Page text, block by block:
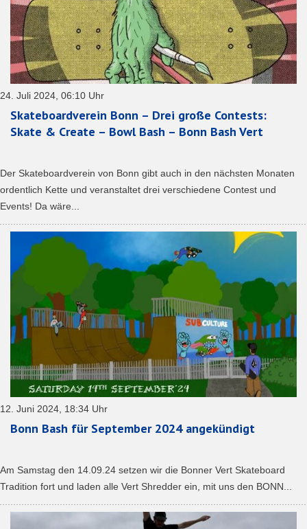
24. Juli 2024, 06:10 Uhr
Skateboardverein Bonn – Drei große Contests:
Skate & Create – Bowl Bash – Bonn Bash Vert
Der Skateboardverein von Bonn gibt auch in den nächsten Monaten
ordentlich Kette und veranstaltet drei verschiedene Contest und
Events! Da wäre...
12. Juni 2024, 18:34 Uhr
Bonn Bash für September 2024 angekündigt
Am Samstag den 14.09.24 setzen wir die Bonner Vert Skateboard
Tradition fort und laden alle Vert Shredder ein, mit uns den BONN...